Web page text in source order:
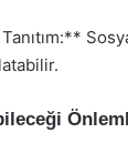
Tanıtım:**